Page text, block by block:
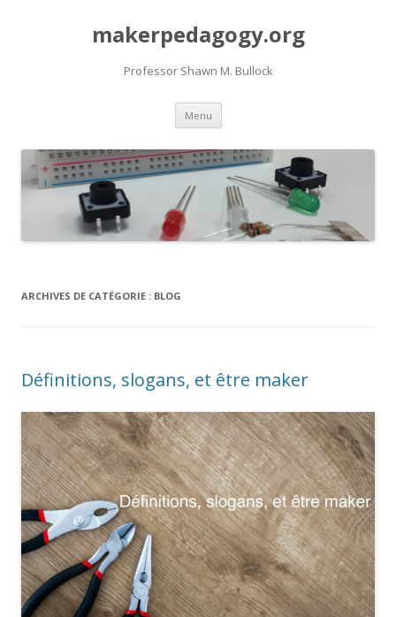
makerpedagogy.org
Professor Shawn M. Bullock
Menu Aller
contenu
ARCHIVES DE CATÉGORIE : BLOG
Définitions, slogans, et être maker